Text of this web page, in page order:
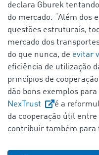
declara Gburek
do mercado. “Além dos
questões estruturais,
mercado dos
do que nunca, de evitar
eficiência de utilização
princípios de
dão bons exemplos para
NexTrust
é a
da cooperação útil entre
contribuir também para